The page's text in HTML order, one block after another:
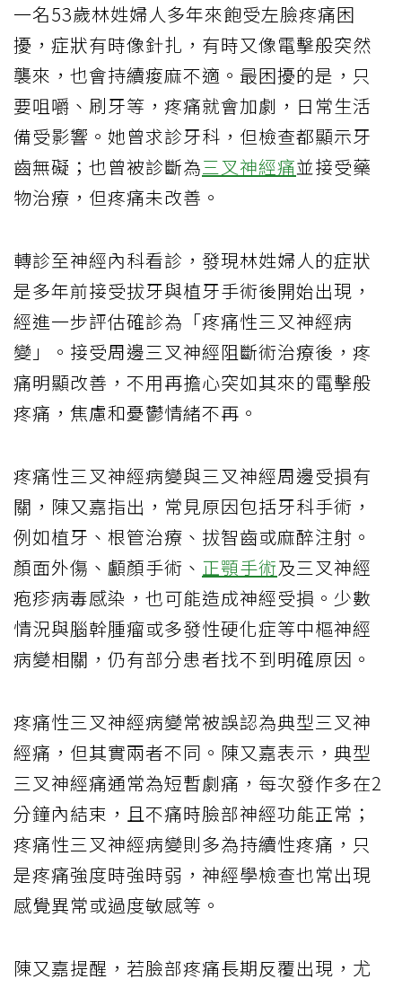
一名53歲林姓婦人多年來飽受左臉疼痛困
擾，症狀有時像針扎，有時又像電擊般突然
襲來，也會持續痠麻不適。最困擾的是，只
要咀嚼、刷牙等，疼痛就會加劇，日常生活
備受影響。她曾求診牙科，但檢查都顯示牙
齒無礙；也曾被診斷為三叉神經痛並接受藥
物治療，但疼痛未改善。
轉診至神經內科看診，發現林姓婦人的症狀
是多年前接受拔牙與植牙手術後開始出現，
經進一步評估確診為「疼痛性三叉神經病
變」。接受周邊三叉神經阻斷術治療後，疼
痛明顯改善，不用再擔心突如其來的電擊般
疼痛，焦慮和憂鬱情緒不再。
疼痛性三叉神經病變與三叉神經周邊受損有
關，陳又嘉指出，常見原因包括牙科手術，
例如植牙、根管治療、拔智齒或麻醉注射。
顏面外傷、顱顏手術、 正顎手術及三叉神經
疱疹病毒感染，也可能造成神經受損。少數
情況與腦幹腫瘤或多發性硬化症等中樞神經
病變相關，仍有部分患者找不到明確原因。
疼痛性三叉神經病變常被誤認為典型三叉神
經痛，但其實兩者不同。陳又嘉表示，典型
三叉神經痛通常為短暫劇痛，每次發作多在2
分鐘內結束，且不痛時臉部神經功能正常；
疼痛性三叉神經病變則多為持續性疼痛，只
是疼痛強度時強時弱，神經學檢查也常出現
感覺異常或過度敏感等。
陳又嘉提醒，若臉部疼痛長期反覆出現，尤